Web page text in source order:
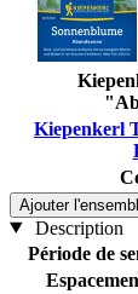
Kiepenkerl
Ajouter
Description
Période de